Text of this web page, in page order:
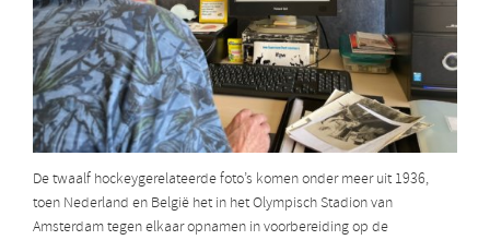
De twaalf hockeygerelateerde foto’s komen onder meer uit 1936,
toen Nederland en België het in het Olympisch Stadion van
Amsterdam tegen elkaar opnamen in voorbereiding op de